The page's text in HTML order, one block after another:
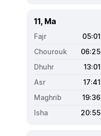
11, Ma
05:01
06:25
13:01
17:41
19:36
20:55